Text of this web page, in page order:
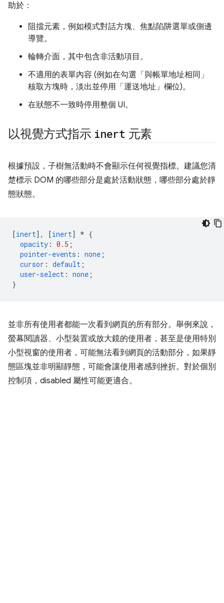
助於：
阻擋元素，例如模式對話方塊、焦點陷阱選單或側邊
導覽。
輪轉介面，其中包含非活動項目。
不適用的表單內容 (例如在勾選「與帳單地址相同」
核取方塊時，淡出並停用「運送地址」欄位)。
在狀態不一致時停用整個 UI。
以視覺方式指示 inert 元素
根據預設，子樹無活動時不會顯示任何視覺指標。建議您清
楚標示 DOM 的哪些部分是處於活動狀態，哪些部分處於靜
態狀態。
[inert], [inert] * {
opacity : 0.5 ;
pointer-events : none ;
cursor : default ;
user-select : none ;
}
並非所有使用者都能一次看到網頁的所有部分。舉例來說，
螢幕閱讀器、小型裝置或放大鏡的使用者，甚至是使用特別
小型視窗的使用者，可能無法看到網頁的活動部分，如果靜
態區塊並非明顯靜態，可能會讓使用者感到挫折。對於個別
控制項，disabled 屬性可能更適合。